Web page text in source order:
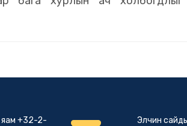
+32-2-
Элчин